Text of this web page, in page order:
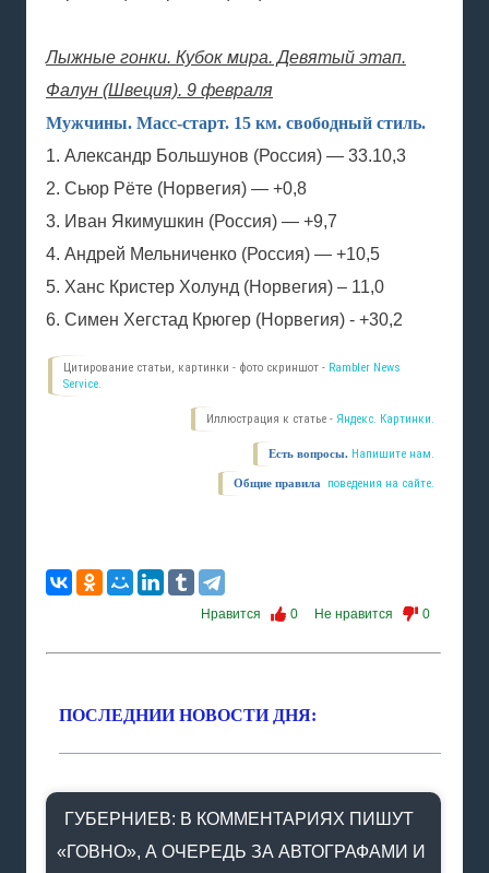
Лыжные гонки. Кубок мира. Девятый этап.
Фалун (Швеция). 9 февраля
Мужчины. Масс-старт. 15 км. свободный стиль.
1. Александр Большунов (Россия) — 33.10,3
2. Сьюр Рёте (Норвегия) — +0,8
3. Иван Якимушкин (Россия) — +9,7
4. Андрей Мельниченко (Россия) — +10,5
5. Ханс Кристер Холунд (Норвегия) – 11,0
6. Симен Хегстад Крюгер (Норвегия) - +30,2
Цитирование статьи, картинки - фото скриншот - Rambler News
Service.
Иллюстрация к статье - Яндекс. Картинки.
Есть вопросы. Напишите нам.
Общие правила поведения на сайте.
Нравится 0 Не нравится 0
ПОСЛЕДНИИ НОВОСТИ ДНЯ:
ГУБЕРНИЕВ: В КОММЕНТАРИЯХ ПИШУТ
«ГОВНО», А ОЧЕРЕДЬ ЗА АВТОГРАФАМИ И